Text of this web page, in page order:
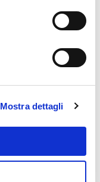
Mostra dettagli